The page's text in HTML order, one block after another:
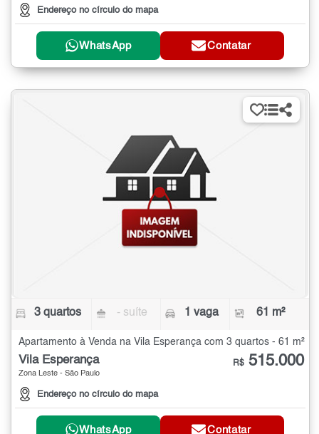
Endereço no círculo do mapa
WhatsApp Contatar
3 quartos - suíte 1 vaga 61 m²
Apartamento à Venda na Vila Esperança com 3 quartos - 61 m²
Vila Esperança
Zona Leste - São Paulo
Endereço no círculo do mapa
R$ 515.000
WhatsApp Contatar